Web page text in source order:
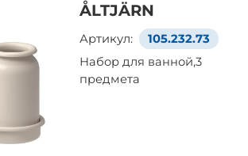
ÅLTJÄRN
Артикул:
105.232.73
Набор для ванной,3
предмета